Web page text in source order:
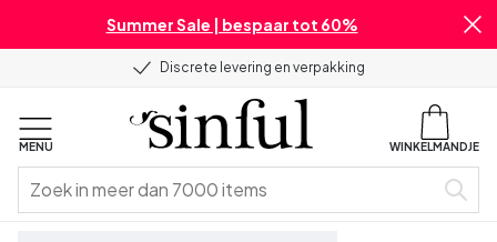
Summer Sale | bespaar tot 60%
Discrete levering en verpakking
MENU WINKELMANDJE